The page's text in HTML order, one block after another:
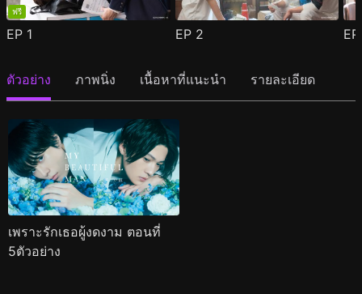
ฟรี
EP 1 EP 2
ตัวอย่าง ภาพนิ่ง เนื้อหาที่แนะนำ รายละเอียด
เพราะรักเธอผู้งดงาม ตอนที่
5ตัวอย่าง